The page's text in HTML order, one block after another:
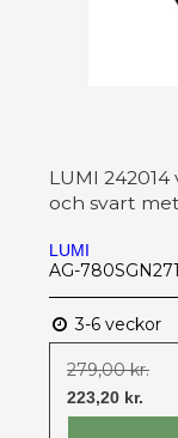
LUMI
och svart
LUMI
AG-
3-6 veckor
279,00 kr.
223,20 kr.